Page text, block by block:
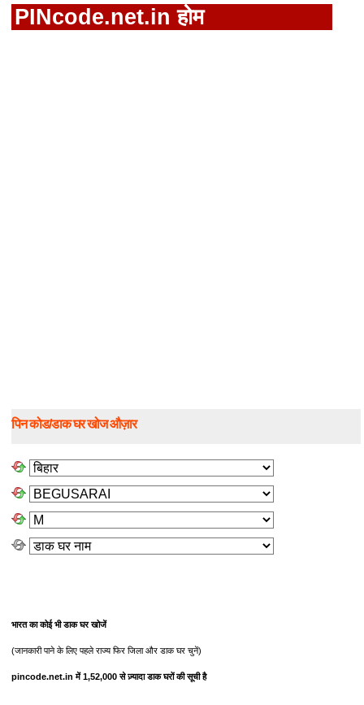
PINcode.net.in होम
पिन कोड/डाक घर खोज औज़ार
भारत का कोई भी डाक घर खोजें
(जानकारी पाने के लिए पहले राज्य फिर जिला और डाक घर चुनें)
pincode.net.in में 1,52,000 से ज़्यादा डाक घरों की सूची है